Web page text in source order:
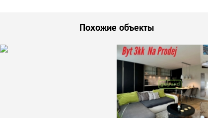
Похожие объекты